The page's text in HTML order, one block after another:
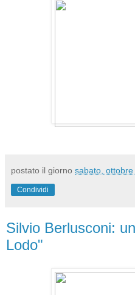
postato il giorno sabato,
Condividi
Silvio Berlusconi:
Lodo"